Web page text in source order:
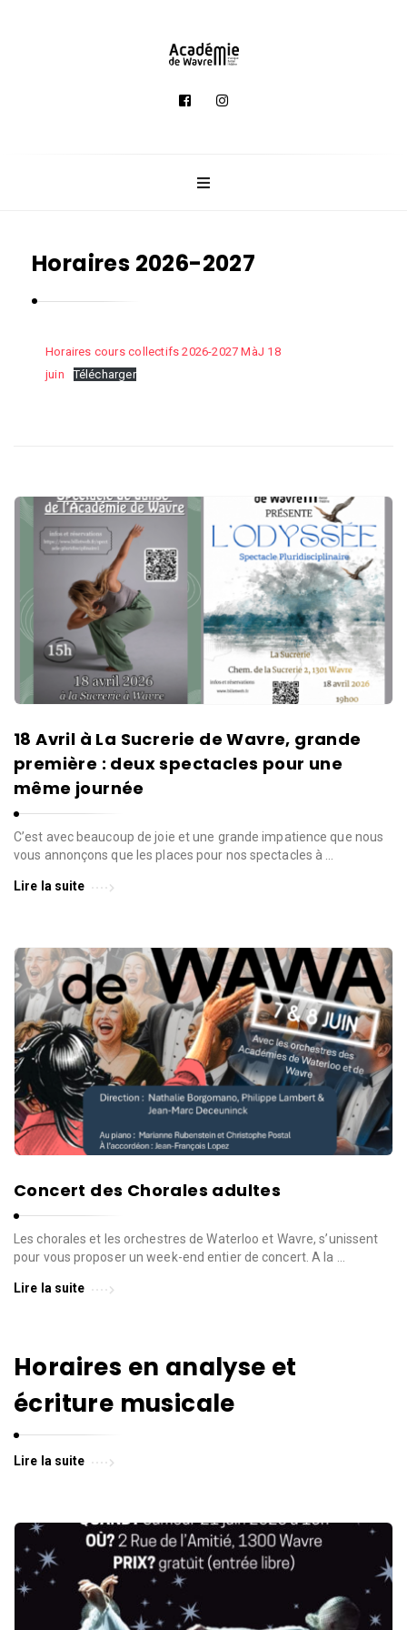
d
e
,
n
s
e
t
A
r
t
s
d
e
l
a
a
r
o
l
e
d
e
l
a
i
l
l
e
d
W
a
v
r
e
Horaires 2026-2027
Horaires cours collectifs 2026-2027 MàJ 18
juin
Télécharger
18 Avril à La Sucrerie de Wavre, grande
première : deux spectacles pour une
même journée
C’est avec beaucoup de joie et une grande impatience que nous
vous annonçons que les places pour nos spectacles à …
Lire la suite
Concert des Chorales adultes
Les chorales et les orchestres de Waterloo et Wavre, s’unissent
pour vous proposer un week-end entier de concert. A la …
Lire la suite
Horaires en analyse et
écriture musicale
Lire la suite